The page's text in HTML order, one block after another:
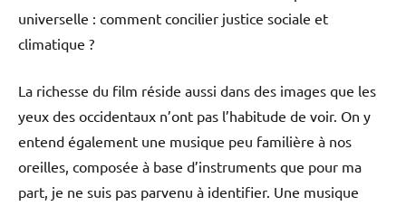
universelle : comment concilier justice sociale et
climatique ?
La richesse du film réside aussi dans des images que les
yeux des occidentaux n’ont pas l’habitude de voir. On y
entend également une musique peu familière à nos
oreilles, composée à base d’instruments que pour ma
part, je ne suis pas parvenu à identifier. Une musique